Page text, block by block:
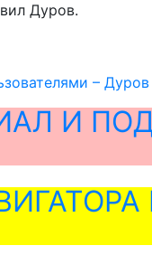
Дуров.
– Дуров
И